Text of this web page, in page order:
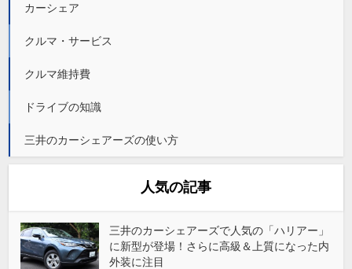
カーシェア
クルマ・サービス
クルマ維持費
ドライブの知識
三井のカーシェアーズの使い方
人気の記事
三井のカーシェアーズで人気の「ハリアー」
に新型が登場！さらに高級＆上質になった内
外装に注目